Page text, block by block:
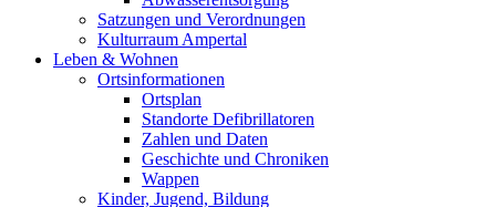
Satzungen und Verordnungen
Kulturraum Ampertal
Leben & Wohnen
Ortsinformationen
Ortsplan
Standorte Defibrillatoren
Zahlen und Daten
Geschichte und Chroniken
Wappen
Kinder, Jugend, Bildung